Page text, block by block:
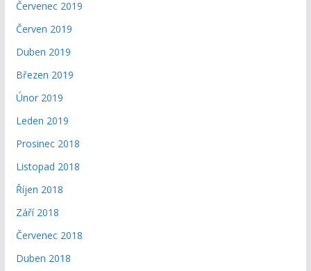
Červenec 2019
Červen 2019
Duben 2019
Březen 2019
Únor 2019
Leden 2019
Prosinec 2018
Listopad 2018
Říjen 2018
Září 2018
Červenec 2018
Duben 2018